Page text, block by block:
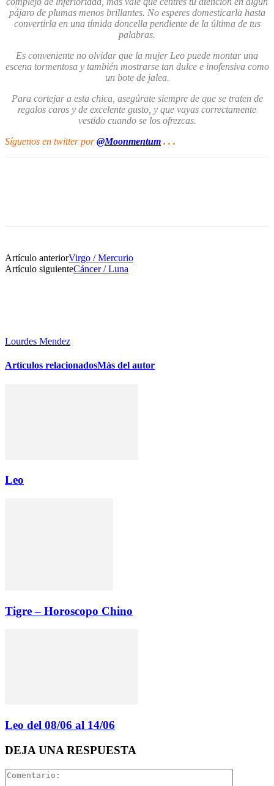
pájaro de plumas menos brillantes. No esperes domesticarla hasta
convertirla en una tímida doncella pendiente de la última de tus
palabras.
Es conveniente no olvidar que la mujer Leo puede montar una
escena tormentosa y también mostrarse tan dulce e inofensiva como
un bote de jalea.
Para cortejar a esta chica, asegúrate siempre de que se traten de
regalos caros y de excelente gusto, y que vayas correctamente
vestido cuando se los ofrezcas.
Síguenos en twitter por@Moonmentum . . .
Artículo anteriorVirgo / Mercurio
Artículo siguienteCáncer / Luna
Lourdes Mendez
Artículos relacionadosMás del autor
Leo
Tigre – Horoscopo Chino
Leo del 08/06 al 14/06
DEJA UNA RESPUESTA